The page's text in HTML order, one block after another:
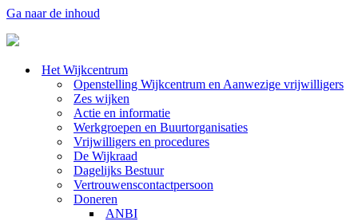
Ga naar de inhoud
Het Wijkcentrum
Openstelling Wijkcentrum en Aanwezige vrijwilligers
Zes wijken
Actie en informatie
Werkgroepen en Buurtorganisaties
Vrijwilligers en procedures
De Wijkraad
Dagelijks Bestuur
Vertrouwenscontactpersoon
Doneren
ANBI